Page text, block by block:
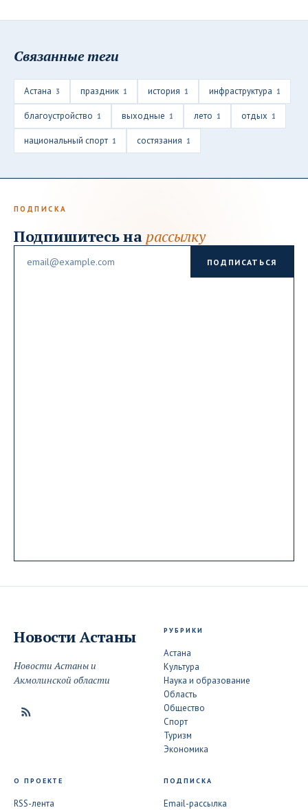
Связанные теги
Астана 3 праздник 1 история 1 инфраструктура 1
благоустройство 1 выходные 1 лето 1 отдых 1
национальный спорт 1 состязания 1
ПОДПИСКА
Подпишитесь на рассылку
ПОДПИСАТЬСЯ
Новости Астаны
Новости Астаны и
Акмолинской области
РУБРИКИ
Астана
Культура
Наука и образование
Область
Общество
Спорт
Туризм
Экономика
О ПРОЕКТЕ
RSS-лента
ПОДПИСКА
Email-рассылка